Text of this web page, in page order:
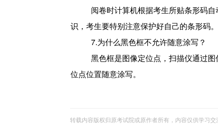
阅卷时计算机根据考生所贴条形码
识，考生要特别注意保护好自己的条形码。
7.为什么黑色框不允许随意涂写？
黑色框是图像定位点，扫描仪通过
位点位置随意涂写。
转载内容版权归原考试院或原作者所有，内容仅供学习